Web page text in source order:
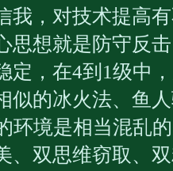
我，对技术提高
思想就是防守反
定，在4到1级中
似的冰火法、鱼
环境是相当混乱
、双思维窃取、